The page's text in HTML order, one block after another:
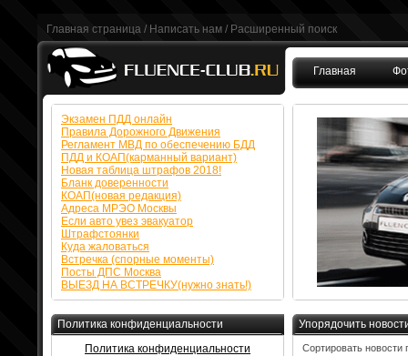
Главная страница / Написать нам / Расширенный поиск
Главная
Упорядочить
Сортировать новости
Экзамен ПДД онлайн
Правила Дорожного Движения
Регламент МВД по обеспечению БДД
ПДД и КОАП(карманный вариант)
Новая таблица штрафов 2018!
Бланк доверенности
КОАП(новая редакция)
Адреса МРЭО Москвы
Если авто увез эвакуатор
Штрафстоянки
Куда жаловаться
Встречка (спорные моменты)
Посты ДПС Москва
ВЫЕЗД НА ВСТРЕЧКУ(нужно знать!)
Политика конфиденциальности
Политика конфиденциальности